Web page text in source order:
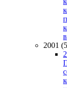
2001